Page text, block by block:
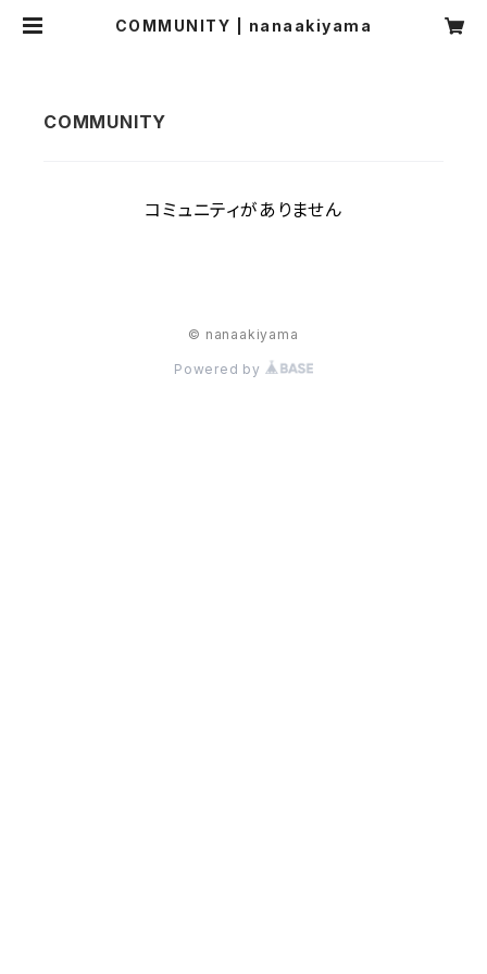
COMMUNITY | nanaakiyama
コミュニティがありません
© nanaakiyama
Powered by